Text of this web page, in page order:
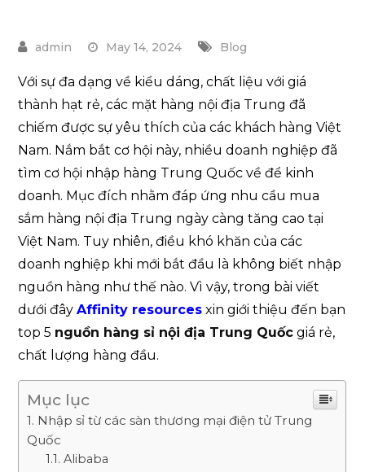
May 14, 2024 Blog
Với sự đa dạng về kiểu dáng, chất liệu với giá
thành hạt rẻ, các mặt hàng nội địa Trung đã
chiếm được sự yêu thích của các khách hàng Việt
Nam. Nắm bắt cơ hội này, nhiều doanh nghiệp đã
tìm cơ hội nhập hàng Trung Quốc về để kinh
doanh. Mục đích nhằm đáp ứng nhu cầu mua
sắm hàng nội địa Trung ngày càng tăng cao tại
Việt Nam. Tuy nhiên, điều khó khăn của các
doanh nghiệp khi mới bắt đầu là không biết nhập
nguồn hàng như thế nào. Vì vậy, trong bài viết
dưới đâyAffinity resources xin giới thiệu đến bạn
top 5 nguồn hàng sỉ nội địa Trung Quốc giá rẻ,
chất lượng hàng đầu.
Mục lục
Nhập sỉ từ các sàn thương mại điện tử Trung
Quốc
Alibaba